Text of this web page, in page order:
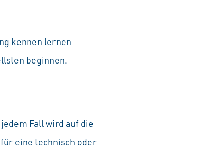
kennen lernen
beginnen.
Fall wird auf die
eine technisch oder